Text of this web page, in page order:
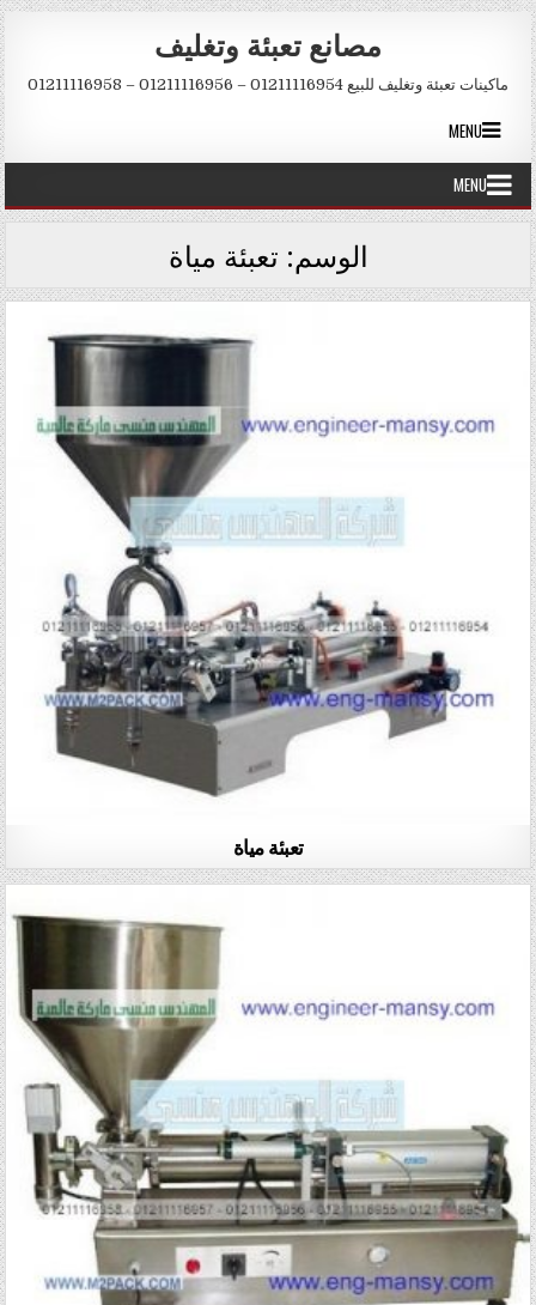
Skip to content
مصانع تعبئة وتغليف
ماكينات تعبئة وتغليف للبيع 01211116954 – 01211116956 – 01211116958
MENU
MENU
الوسم: تعبئة مياة
تعبئة مياة